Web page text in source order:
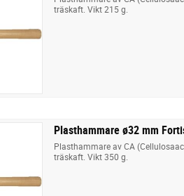
träskaft. Vikt 215 g.
Plasthammare ø32 mm
Plasthammare av CA
träskaft. Vikt 350 g.